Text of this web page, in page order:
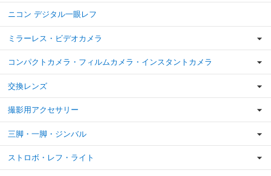
ニコン デジタル一眼レフ
ミラーレス・ビデオカメラ
コンパクトカメラ・フィルムカメラ・インスタントカメラ
交換レンズ
撮影用アクセサリー
三脚・一脚・ジンバル
ストロボ・レフ・ライト